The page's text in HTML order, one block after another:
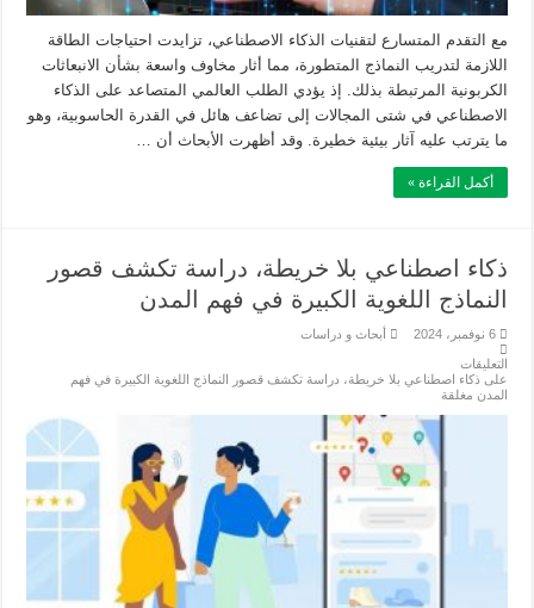
مع التقدم المتسارع لتقنيات الذكاء الاصطناعي، تزايدت احتياجات الطاقة
اللازمة لتدريب النماذج المتطورة، مما أثار مخاوف واسعة بشأن الانبعاثات
الكربونية المرتبطة بذلك. إذ يؤدي الطلب العالمي المتصاعد على الذكاء
الاصطناعي في شتى المجالات إلى تضاعف هائل في القدرة الحاسوبية، وهو
ما يترتب عليه آثار بيئية خطيرة. وقد أظهرت الأبحاث أن …
أكمل القراءة »
ذكاء اصطناعي بلا خريطة، دراسة تكشف قصور
النماذج اللغوية الكبيرة في فهم المدن
6 نوفمبر، 2024 أبحاث و دراسات
التعليقات
على ذكاء اصطناعي بلا خريطة، دراسة تكشف قصور النماذج اللغوية الكبيرة في فهم
المدن مغلقة